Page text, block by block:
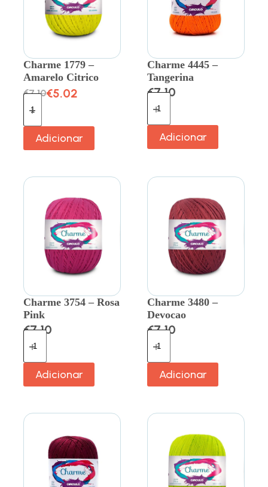
Charme 1779 –
Amarelo Citrico
€7.10€5.02
Adicionar
Charme 4445 –
Tangerina
€7.10
Adicionar
Charme 3754 – Rosa
Pink
€7.10
Adicionar
Charme 3480 –
Devocao
€7.10
Adicionar